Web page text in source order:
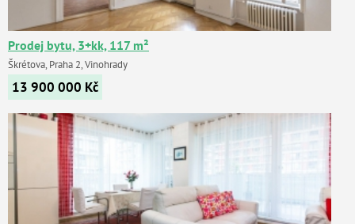
Prodej bytu, 3+kk, 117 m²
Škrétova, Praha 2, Vinohrady
13 900 000 Kč